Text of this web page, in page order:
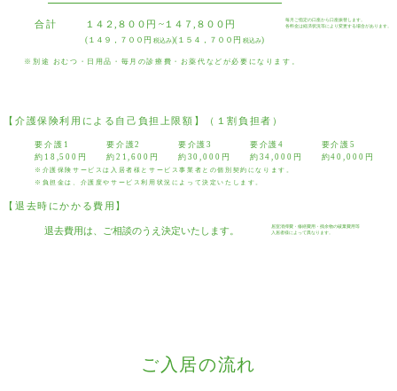
合計 １４２,８００円 ~１４７,８００円
(１４９，７００円税込み)(１５４，７００円税込み)
毎月ご指定の口座から口座振替します。
各料金は経済状況等により変更する場合があります。
※別途 おむつ・日用品・毎月の診療費・お薬代などが必要になります。
【介護保険利用による自己負担上限額】（１割負担者）
要介護1 要介護2 要介護3 要介護4
要介護5
約18,500円
約21,600円 約30,000円 約34,000円 約40,000円
※介護保険サービスは入居者様とサービス事業者との個別契約になります。
※負担金は、介護度やサービス利用状況によって決定いたします。
【退去時にかかる費用】
退去費用は、ご相談のうえ決定いたします。
居室清掃費・修繕費用・残余物の破棄費用等
入居者様によって異なります。
ご入居の流れ